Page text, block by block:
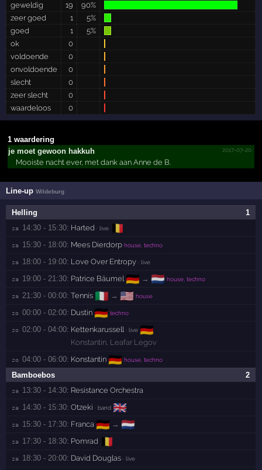
geweldig 19
90%
zeer goed
1
5%
goed
1
5%
ok
0
voldoende
0
onvoldoende
0
slecht
0
zeer slecht
0
waardeloos
0
1 waardering
je moet gewoon hakkuh
2017-07-20
Mooiste nacht ever, met dank aan Anne de B.
Line-upWildeburg
1
Helling
za 14:30 - 15:30: Harted · live 🇧🇪
za 15:30 - 18:00: Mees Dierdorp house, techno
za 18:00 - 19:00: Love Over Entropy · live
za 19:00 - 21:30: Patrice Bäumel 🇩🇪 → 🇳🇱 house, techno
za 21:30 - 00:00: Tennis 🇮🇹 → 🇺🇸 house
zo 00:00 - 02:00: Dustin 🇩🇪 techno
zo 02:00 - 04:00: Kettenkarussell · live 🇩🇪
Konstantin Leafar Legov
zo 04:00 - 06:00: Konstantin 🇩🇪 house, techno
2
Bamboebos
za 13:30 - 14:30: Resistance Orchestra
za 14:30 - 15:30: Otzeki · band 🇬🇧
za 15:30 - 17:30: Franca 🇩🇪 → 🇳🇱
za 17:30 - 18:30: Pomrad 🇧🇪
za 18:30 - 20:00: David Douglas · live